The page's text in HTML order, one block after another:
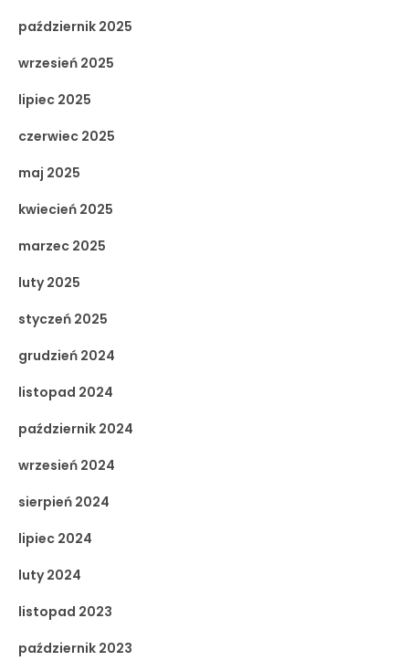
październik 2025
wrzesień 2025
lipiec 2025
czerwiec 2025
maj 2025
kwiecień 2025
marzec 2025
luty 2025
styczeń 2025
grudzień 2024
listopad 2024
październik 2024
wrzesień 2024
sierpień 2024
lipiec 2024
luty 2024
listopad 2023
październik 2023